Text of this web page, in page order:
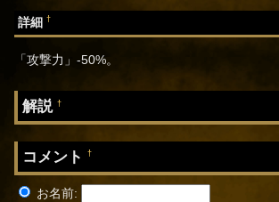
詳細†
「攻撃力」-50%。
解説†
コメント†
お名前: